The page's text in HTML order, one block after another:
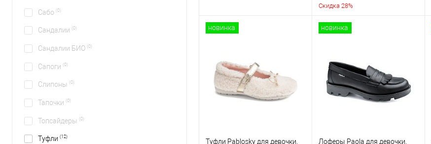
Сабо (0)
Сандалии (0)
Сандалии БИО (0)
Сапоги (0)
Слипоны (0)
Тапочки (0)
Топсайдеры (0)
Туфли (12)
Скидка 28%
новинка
Туфли Pablosky для девочки,
новинка
Лоферы Paola для девочки,